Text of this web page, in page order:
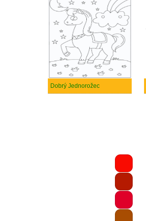
Dobrý Jednorožec